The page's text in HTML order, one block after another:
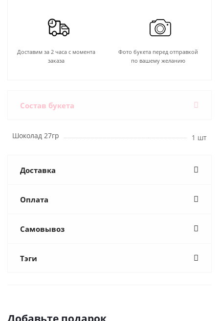
Доставим за 2 часа с момента
заказа
Фото букета перед отправкой
по вашему желанию
Состав букета
Шоколад 27гр 1 шт
Доставка
Оплата
Самовывоз
Тэги